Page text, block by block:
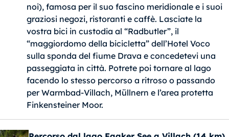
noi), famosa per il suo fascino meridionale e i suoi
graziosi negozi, ristoranti e caffè. Lasciate la
vostra bici in custodia al “Radbutler”, il
“maggiordomo della bicicletta” dell’Hotel Voco
sulla sponda del fiume Drava e concedetevi una
passeggiata in città. Potrete poi tornare al lago
facendo lo stesso percorso a ritroso o passando
per Warmbad-Villach, Müllnern e l’area protetta
Finkensteiner Moor.